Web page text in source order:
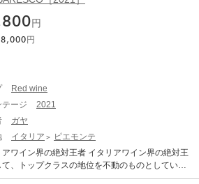
ースされます。各々の畑の個性を最も純粋かつ
形で味わえるよう、全て同じ醸造方法で仕込まれ
もの
力強く骨格のしっかりしたものの順に並べると
RISERVA PAJE (パイエ) BARBARESCO
(リオ・ソルド) BARBARESCO RISERVA A
ジリ) BARBARESCO RISERVA RABAJA (ラバヤ)
RISERVA MUNCAGOTA (ムンカゴタ) B
RISERVA MONTESTEFANO (モンテステフ
は、石灰
い土壌のため、バルバレスコのワインの中で最も
れたエレガントなスタイルで人気が高く、複雑味
産地であるモンフォルテ・ダルバ村のブッシア
らのワイナリーを設立しました。 ピエモンテの
なスタイルを大切に受け継いできたアルド・コン
作り出すバローロは、極めて熟成力が高く、そ
えは本家をも凌ぎ、国内外で確固たる地位と人
ブッシア」は、ロミラスコ、チカラ、コロネッロ
育つ最も樹齢の古い古樹から丹念に手摘みで選定
ミラスコ70%、チカラ15%、コロネッロ15%の割
前にブレンド。リリース前に少なくとも9年間を
で過ごす最高のヴィンテージのみ限定生産される
新鮮なキノコを思わせる深みのあるアロマがあ
気に触れるとプラムやブロンドのタバコのニュア
円
円
Red wine
テージ
2021
ガヤ
イタリア
ピエモンテ
ン界の絶対王者 イタリアワイン界の絶対王
て、トップクラスの地位を不動のものとしている
4代目当主アンジェロ氏は、ピエモンテの伝統を守